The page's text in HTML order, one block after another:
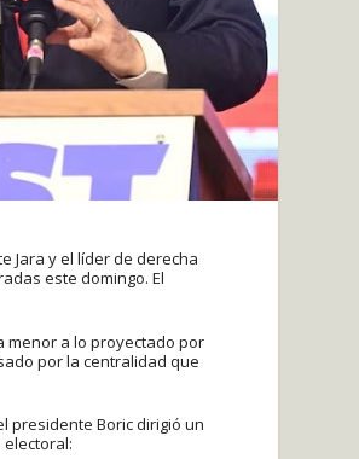
Jara y el líder de derecha
este domingo. El
menor a lo proyectado por
por la centralidad que
presidente Boric dirigió un